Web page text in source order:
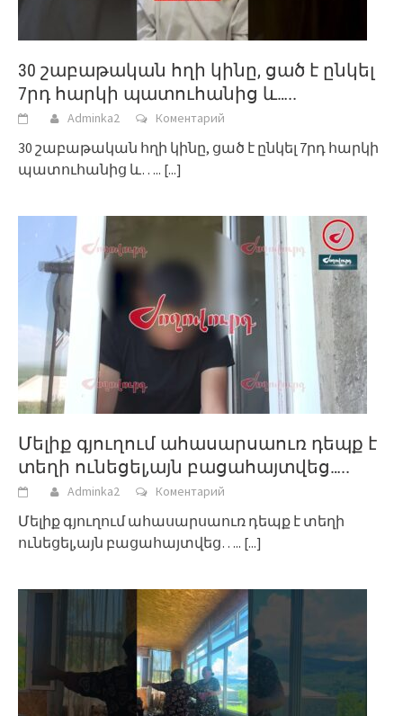
30 շաբաթական հղի կինը, ցած է ընկել
7րդ հարկի պատուհանից և…..
Adminka2 Коментарий
30 շաբաթական հղի կինը, ցած է ընկել 7րդ հարկի
պատուհանից և….. [...]
Մելիք գյուղում ահասարսաուռ դեպք է
տեղի ունեցել,այն բացահայտվեց…..
Adminka2 Коментарий
Մելիք գյուղում ահասարսաուռ դեպք է տեղի
ունեցել,այն բացահայտվեց….. [...]